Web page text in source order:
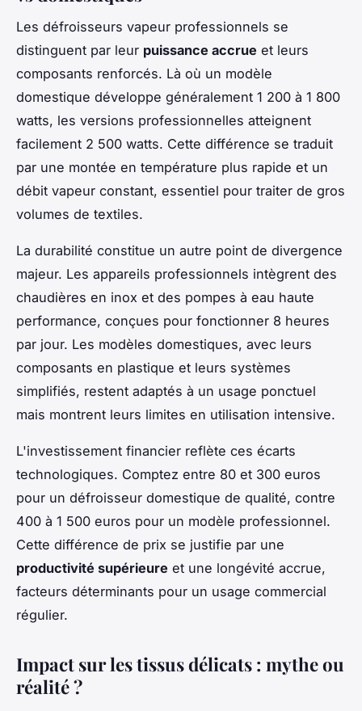
Les défroisseurs vapeur professionnels se
distinguent par leur puissance accrue et leurs
composants renforcés. Là où un modèle
domestique développe généralement 1 200 à 1 800
watts, les versions professionnelles atteignent
facilement 2 500 watts. Cette différence se traduit
par une montée en température plus rapide et un
débit vapeur constant, essentiel pour traiter de gros
volumes de textiles.
La durabilité constitue un autre point de divergence
majeur. Les appareils professionnels intègrent des
chaudières en inox et des pompes à eau haute
performance, conçues pour fonctionner 8 heures
par jour. Les modèles domestiques, avec leurs
composants en plastique et leurs systèmes
simplifiés, restent adaptés à un usage ponctuel
mais montrent leurs limites en utilisation intensive.
L'investissement financier reflète ces écarts
technologiques. Comptez entre 80 et 300 euros
pour un défroisseur domestique de qualité, contre
400 à 1 500 euros pour un modèle professionnel.
Cette différence de prix se justifie par une
productivité supérieure et une longévité accrue,
facteurs déterminants pour un usage commercial
régulier.
Impact sur les tissus délicats : mythe ou
réalité ?